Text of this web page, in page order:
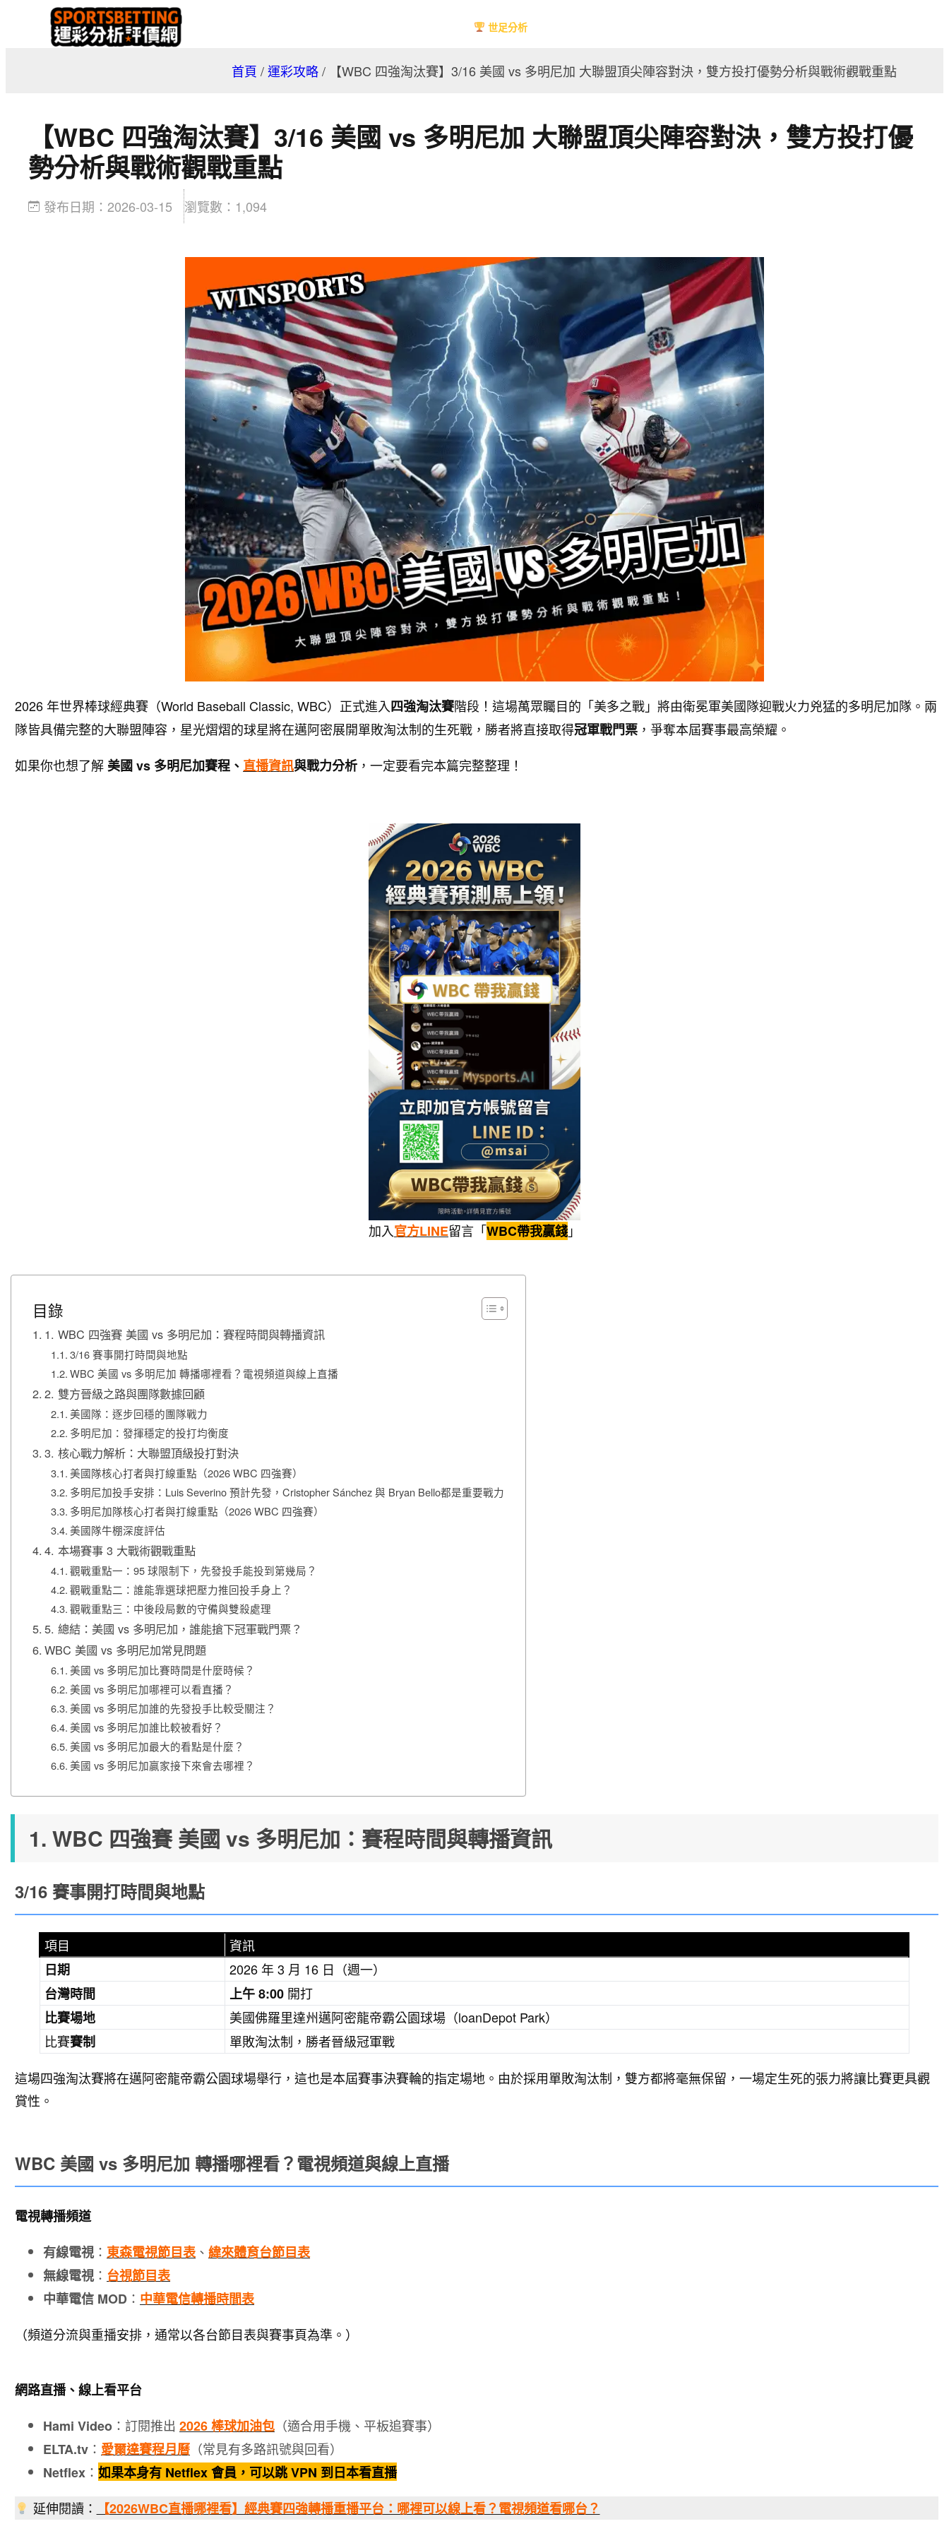
世足分析
首頁 /運彩攻略/ 【WBC 四強淘汰賽】3/16 美國 vs 多明尼加 大聯盟頂尖陣容對決，雙方投打優勢分析與戰術觀戰重點
【WBC 四強淘汰賽】3/16 美國 vs 多明尼加 大聯盟頂尖陣容對決，雙方投打優
勢分析與戰術觀戰重點
發布日期： 2026-03-15 瀏覽數： 1,094
2026 年世界棒球經典賽（World Baseball Classic, WBC）正式進入四強淘汰賽階段！這場萬眾矚目的「美多之戰」將由衛冕軍美國隊迎戰火力兇猛的多明尼加隊。兩
隊皆具備完整的大聯盟陣容，星光熠熠的球星將在邁阿密展開單敗淘汰制的生死戰，勝者將直接取得冠軍戰門票 ，爭奪本屆賽事最高榮耀。
如果你也想了解美國 vs 多明尼加賽程、直播資訊與戰力分析 ，一定要看完本篇完整整理！
加入官方LINE留言「WBC帶我贏錢」
目錄
1. WBC 四強賽 美國 vs 多明尼加：賽程時間與轉播資訊
3/16 賽事開打時間與地點
WBC 美國 vs 多明尼加 轉播哪裡看？電視頻道與線上直播
2. 雙方晉級之路與團隊數據回顧
美國隊：逐步回穩的團隊戰力
多明尼加：發揮穩定的投打均衡度
3. 核心戰力解析：大聯盟頂級投打對決
美國隊核心打者與打線重點（2026 WBC 四強賽）
多明尼加投手安排：Luis Severino 預計先發，Cristopher Sánchez 與 Bryan Bello都是重要戰力
多明尼加隊核心打者與打線重點（2026 WBC 四強賽）
美國隊牛棚深度評估
4. 本場賽事 3 大戰術觀戰重點
觀戰重點一：95 球限制下，先發投手能投到第幾局？
觀戰重點二：誰能靠選球把壓力推回投手身上？
觀戰重點三：中後段局數的守備與雙殺處理
5. 總結：美國 vs 多明尼加，誰能搶下冠軍戰門票？
WBC 美國 vs 多明尼加常見問題
美國 vs 多明尼加比賽時間是什麼時候？
美國 vs 多明尼加哪裡可以看直播？
美國 vs 多明尼加誰的先發投手比較受關注？
美國 vs 多明尼加誰比較被看好？
美國 vs 多明尼加最大的看點是什麼？
美國 vs 多明尼加贏家接下來會去哪裡？
1. WBC 四強賽 美國 vs 多明尼加：賽程時間與轉播資訊
3/16 賽事開打時間與地點
項目
資訊
日期
2026 年 3 月 16 日（週一）
台灣時間
上午 8:00 開打
比賽場地
美國佛羅里達州邁阿密龍帝霸公園球場（loanDepot Park）
比賽賽制
單敗淘汰制，勝者晉級冠軍戰
這場四強淘汰賽將在邁阿密龍帝霸公園球場舉行，這也是本屆賽事決賽輪的指定場地。由於採用單敗淘汰制，雙方都將毫無保留，一場定生死的張力將讓比賽更具觀
賞性。
WBC 美國 vs 多明尼加 轉播哪裡看？電視頻道與線上直播
電視轉播頻道
有線電視： 東森電視節目表 、緯來體育台節目表
無線電視： 台視節目表
中華電信 MOD ： 中華電信轉播時間表
（頻道分流與重播安排，通常以各台節目表與賽事頁為準。）
網路直播、線上看平台
Hami Video ：訂閱推出2026 棒球加油包 （適合用手機、平板追賽事）
ELTA.tv ： 愛爾達賽程月曆 （常見有多路訊號與回看）
Netflex ：如果本身有 Netflex 會員，可以跳 VPN 到日本看直播
延伸閱讀：
【2026WBC直播哪裡看】經典賽四強轉播重播平台：哪裡可以線上看？電視頻道看哪台？